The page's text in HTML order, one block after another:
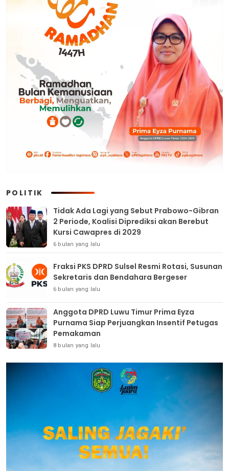
POLITIK
Tidak Ada Lagi yang Sebut Prabowo-Gibran
2 Periode, Koalisi Diprediksi akan Berebut
Kursi Cawapres di 2029
6 bulan yang lalu
Fraksi PKS DPRD Sulsel Resmi Rotasi, Susunan
Sekretaris dan Bendahara Bergeser
6 bulan yang lalu
Anggota DPRD Luwu Timur Prima Eyza
Purnama Siap Perjuangkan Insentif Petugas
Pemakaman
8 bulan yang lalu